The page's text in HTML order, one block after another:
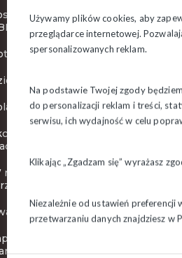
Używamy plików cookies, aby
przeglądarce internetowej.
spersonalizowanych reklam.
Na podstawie Twojej zgody
do personalizacji reklam i treści,
serwisu, ich wydajność w celu
Klikając „Zgadzam się” wyrażasz
Niezależnie od ustawień preferencji
przetwarzaniu danych znajdziesz w
stopy procentowe
na ochronę zdrowia
Zaduszny
chcą wyższej płacy
protestacyjna
handlu
rocznica śmierci bł. ks.
Popiełuszko
Pilne!
na